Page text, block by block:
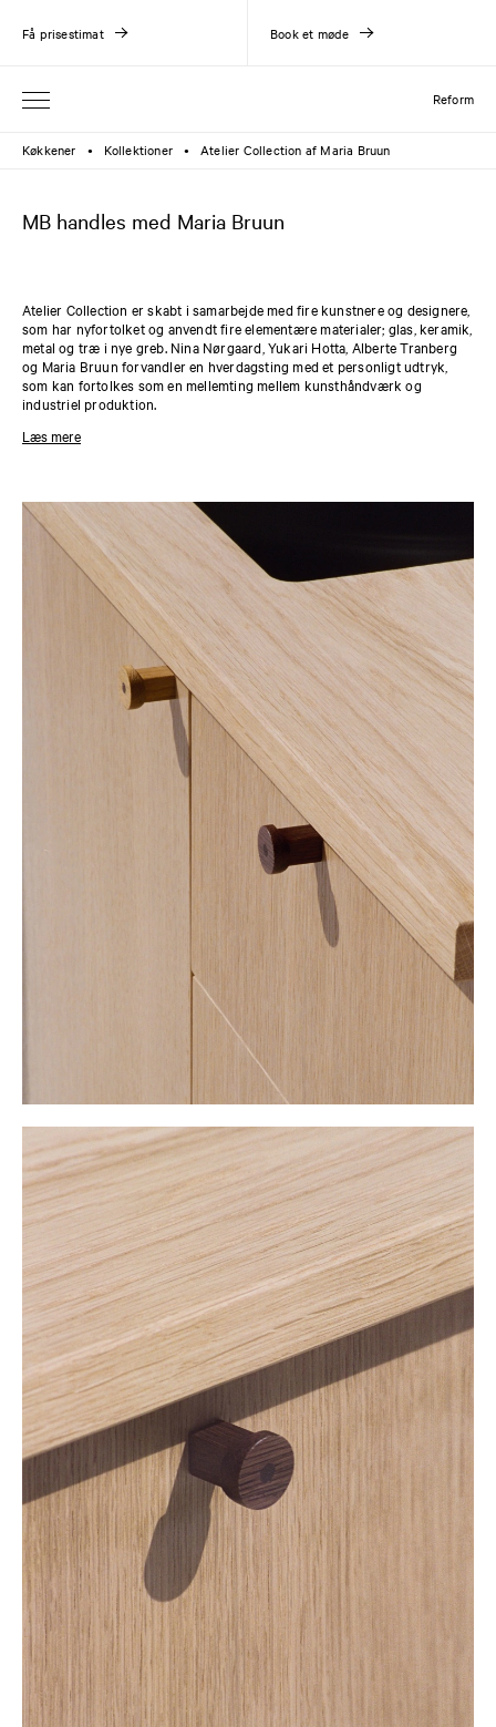
Reform
Få prisestimat Book et møde
Køkkener ● Kollektioner ● Atelier Collection af Maria Bruun
MB handles med Maria Bruun
Atelier Collection er skabt i samarbejde med fire kunstnere og designere,
som har nyfortolket og anvendt fire elementære materialer; glas, keramik,
metal og træ i nye greb. Nina Nørgaard, Yukari Hotta, Alberte Tranberg
og Maria Bruun forvandler en hverdagsting med et personligt udtryk,
som kan fortolkes som en mellemting mellem kunsthåndværk og
industriel produktion.
Trægrebene fra Atelier Collection er designet af Maria Bruun og fås i to
Fås i enten naturlig eller mørkbejdset eg. Begge greb er fremstillet af
massiv europæisk eg med en integreret dyvel af mørk sortbejdset eg.
Trægrebene er overfladebehandlet med mat klar PU-lak, som gør dem
nemme at rengøre og vedligeholde.
Læs mere